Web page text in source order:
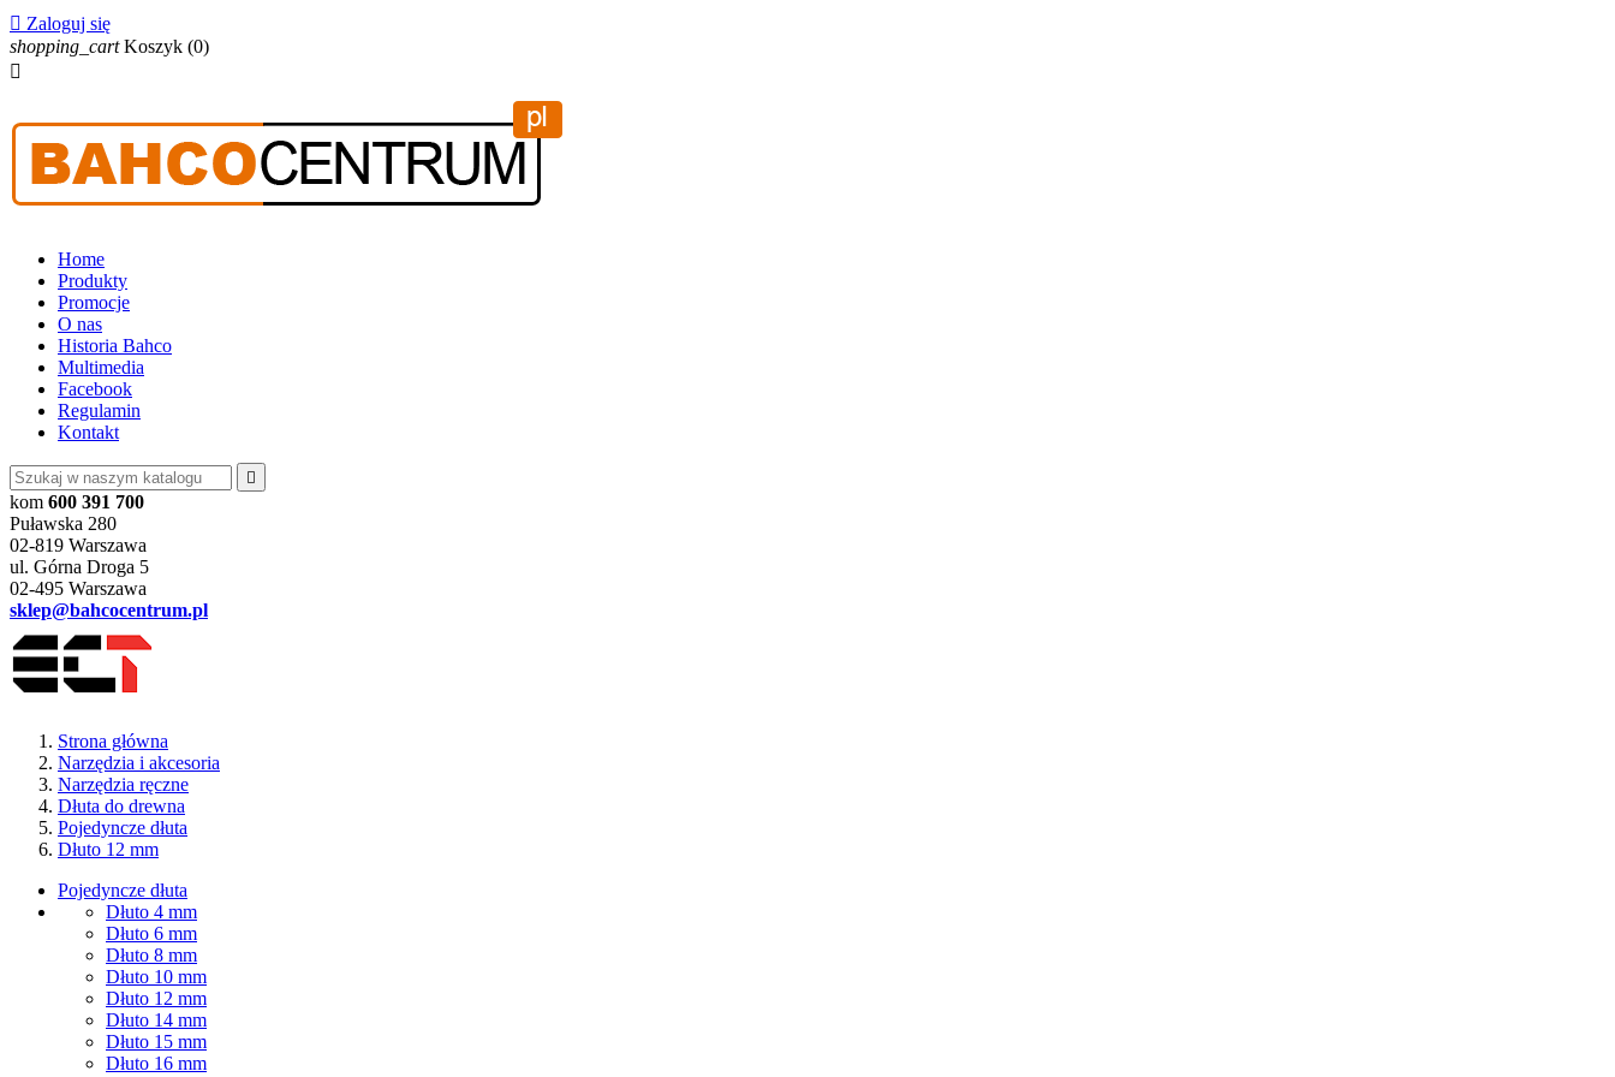
 Zaloguj się
shopping_cart Koszyk (0)

Home
Produkty
Promocje
O nas
Historia Bahco
Multimedia
Facebook
Regulamin
Kontakt

kom 600 391 700
Puławska 280
02-819 Warszawa
ul. Górna Droga 5
02-495 Warszawa
sklep@bahcocentrum.pl
Strona główna
Narzędzia i akcesoria
Narzędzia ręczne
Dłuta do drewna
Pojedyncze dłuta
Dłuto 12 mm
Pojedyncze dłuta
Dłuto 4 mm
Dłuto 6 mm
Dłuto 8 mm
Dłuto 10 mm
Dłuto 12 mm
Dłuto 14 mm
Dłuto 15 mm
Dłuto 16 mm